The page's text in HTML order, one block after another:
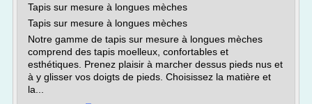
Tapis sur mesure à longues mèches
Tapis sur mesure à longues mèches
Notre gamme de tapis sur mesure à longues mèches
comprend des tapis moelleux, confortables et
esthétiques. Prenez plaisir à marcher dessus pieds nus et
à y glisser vos doigts de pieds. Choisissez la matière et
la...